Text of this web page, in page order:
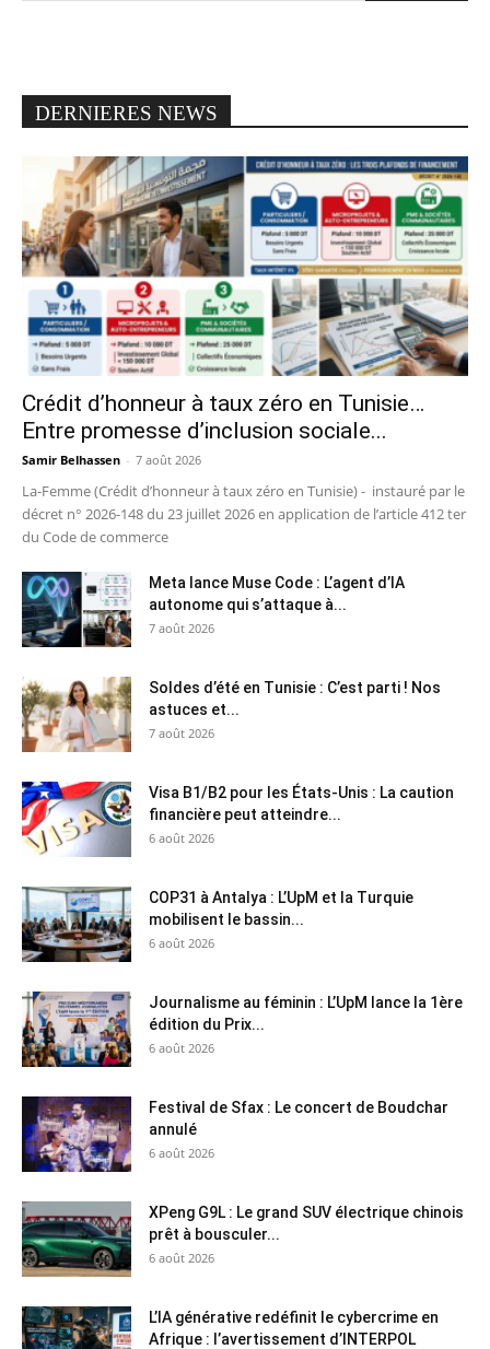
DERNIERES NEWS
Crédit d’honneur à taux zéro en Tunisie…
Entre promesse d’inclusion sociale...
Samir Belhassen - 7 août 2026
La-Femme (Crédit d’honneur à taux zéro en Tunisie) - instauré par le
décret n° 2026-148 du 23 juillet 2026 en application de l’article 412 ter
du Code de commerce
Meta lance Muse Code : L’agent d’IA
autonome qui s’attaque à...
7 août 2026
Soldes d’été en Tunisie : C’est parti ! Nos
astuces et...
7 août 2026
Visa B1/B2 pour les États-Unis : La caution
financière peut atteindre...
6 août 2026
COP31 à Antalya : L’UpM et la Turquie
mobilisent le bassin...
6 août 2026
Journalisme au féminin : L’UpM lance la 1ère
édition du Prix...
6 août 2026
Festival de Sfax : Le concert de Boudchar
annulé
6 août 2026
XPeng G9L : Le grand SUV électrique chinois
prêt à bousculer...
6 août 2026
L’IA générative redéfinit le cybercrime en
Afrique : l’avertissement d’INTERPOL